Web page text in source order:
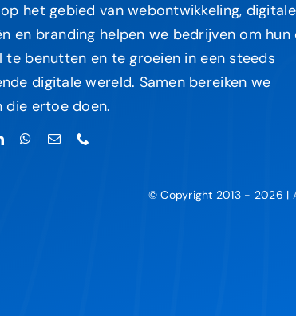
het gebied van webontwikkeling, digitale
en branding helpen we bedrijven om hun
te benutten en te groeien in een steeds
digitale wereld. Samen bereiken we
die ertoe doen.
© Copyright 2013 - 2026 |